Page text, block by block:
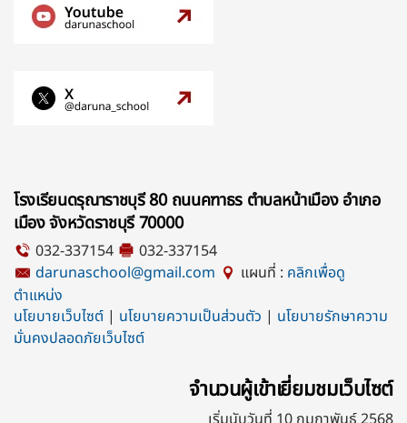
โรงเรียนดรุณาราชบุรี 80 ถนนคฑาธร ตำบลหน้าเมือง อำเภอ
เมือง จังหวัดราชบุรี 70000
032-337154
032-337154
darunaschool@gmail.com
แผนที่ : คลิกเพื่อดู
ตำแหน่ง
นโยบายเว็บไซต์ | นโยบายความเป็นส่วนตัว | นโยบายรักษาความ
มั่นคงปลอดภัยเว็บไซต์
จำนวนผู้เข้าเยี่ยมชมเว็บไซต์